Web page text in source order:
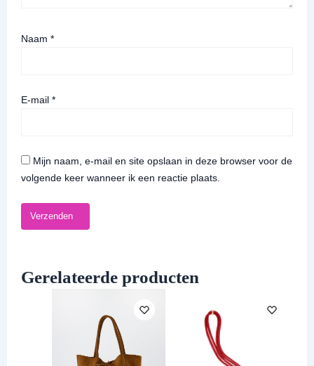
Naam *
E-mail *
Mijn naam, e-mail en site opslaan in deze browser voor de
volgende keer wanneer ik een reactie plaats.
Gerelateerde producten